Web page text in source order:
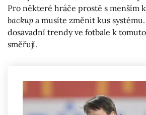
Pro některé hráče prostě s menším
backup a musíte změnit kus
dosavadní trendy ve fotbale k
směřují.